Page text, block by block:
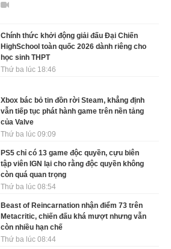
Chính thức khởi động giải đấu Đại Chiến
HighSchool toàn quốc 2026 dành riêng cho
học sinh THPT
Thứ ba lúc 18:46
Xbox bác bỏ tin đồn rời Steam, khẳng định
vẫn tiếp tục phát hành game trên nền tảng
của Valve
Thứ ba lúc 09:09
PS5 chỉ có 13 game độc quyền, cựu biên
tập viên IGN lại cho rằng độc quyền không
còn quá quan trọng
Thứ ba lúc 08:54
Beast of Reincarnation nhận điểm 73 trên
Metacritic, chiến đấu khá mượt nhưng vẫn
còn nhiều hạn chế
Thứ ba lúc 08:44